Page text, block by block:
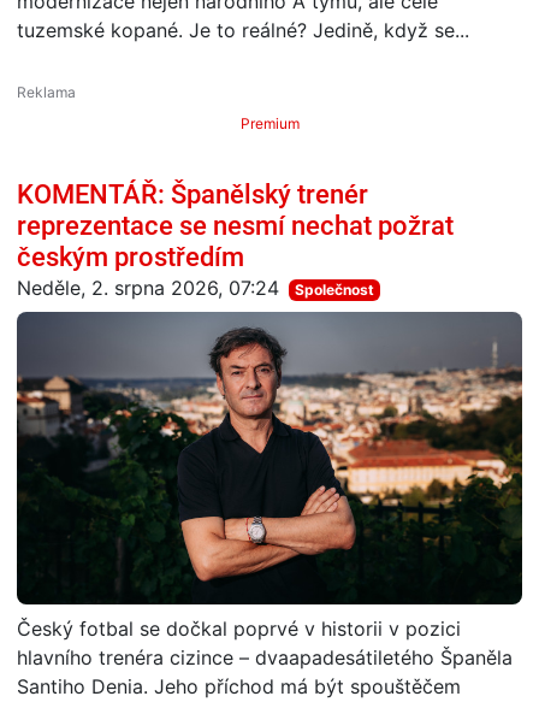
tuzemské kopané. Je to reálné? Jedině, když se...
Premium
KOMENTÁŘ: Španělský trenér
reprezentace se nesmí nechat požrat
českým prostředím
Neděle, 2. srpna 2026, 07:24 Společnost
Český fotbal se dočkal poprvé v historii v pozici
hlavního trenéra cizince – dvaapadesátiletého Španěla
Santiho Denia. Jeho příchod má být spouštěčem